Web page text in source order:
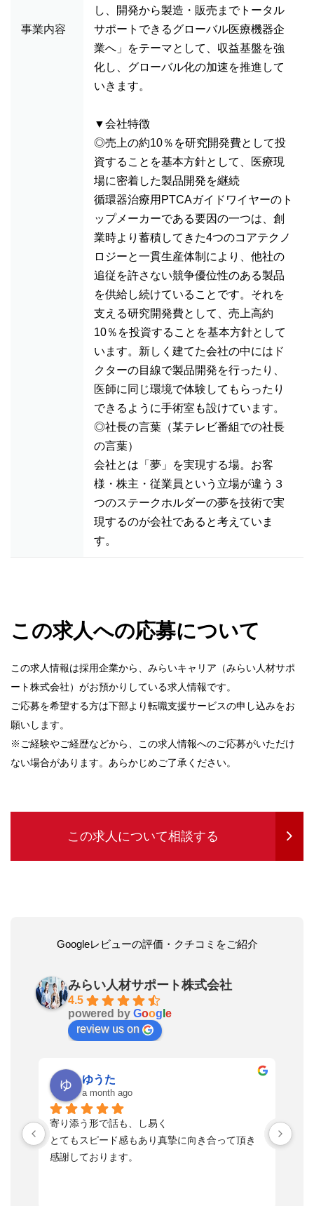
事業内容
し、開発から製造・販売までトータル
サポートできるグローバル医療機器企
業へ」をテーマとして、収益基盤を強
化し、グローバル化の加速を推進して
いきます。
▼会社特徴
◎売上の約10％を研究開発費として投
資することを基本方針として、医療現
場に密着した製品開発を継続
循環器治療用PTCAガイドワイヤーのト
ップメーカーである要因の一つは、創
業時より蓄積してきた4つのコアテクノ
ロジーと一貫生産体制により、他社の
追従を許さない競争優位性のある製品
を供給し続けていることです。それを
支える研究開発費として、売上高約
10％を投資することを基本方針として
います。新しく建てた会社の中にはド
クターの目線で製品開発を行ったり、
医師に同じ環境で体験してもらったり
できるように手術室も設けています。
◎社長の言葉（某テレビ番組での社長
の言葉）
会社とは「夢」を実現する場。お客
様・株主・従業員という立場が違う３
つのステークホルダーの夢を技術で実
現するのが会社であると考えていま
す。
この求人への応募について
この求人情報は採用企業から、みらいキャリア（みらい人材サポ
ート株式会社）がお預かりしている求人情報です。
ご応募を希望する方は下部より転職支援サービスの申し込みをお
願いします。
※ご経験やご経歴などから、この求人情報へのご応募がいただけ
ない場合があります。あらかじめご了承ください。
この求人について相談する
Googleレビューの評価・クチコミをご紹介
みらい人材サポート株式会社
4.5
powered by Goog e
review us on
ゆうた
a month ago
寄り添う形で話も、し易く
とてもスピード感もあり真摯に向き合って頂き
感謝しております。